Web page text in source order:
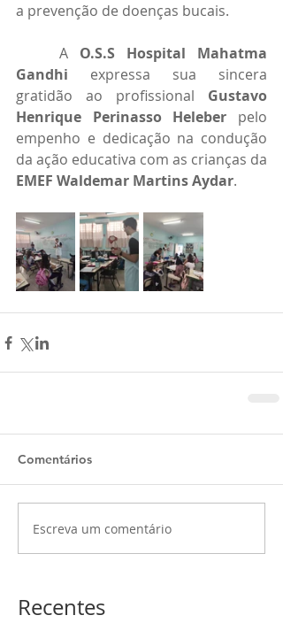
a prevenção de doenças bucais.
	A
O.S.S Hospital Mahatma
Gandhi expressa sua sincera
gratidão ao profissional Gustavo
Henrique Perinasso Heleber pelo
empenho e dedicação na condução
EMEF Waldemar Martins Aydar.
Comentários
Escreva um comentário
Recentes